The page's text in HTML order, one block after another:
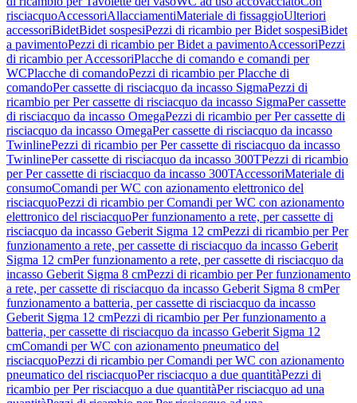
risciacquoAccessoriAllacciamentiMateriale di fissaggioUlteriori
accessoriBidetBidet sospesiPezzi di ricambio per Bidet sospesiBidet
a pavimentoPezzi di ricambio per Bidet a pavimentoAccessoriPezzi
di ricambio per AccessoriPlacche di comando e comandi per
WCPlacche di comandoPezzi di ricambio per Placche di
comandoPer cassette di risciacquo da incasso SigmaPezzi di
ricambio per Per cassette di risciacquo da incasso SigmaPer cassette
di risciacquo da incasso OmegaPezzi di ricambio per Per cassette di
risciacquo da incasso OmegaPer cassette di risciacquo da incasso
TwinlinePezzi di ricambio per Per cassette di risciacquo da incasso
TwinlinePer cassette di risciacquo da incasso 300TPezzi di ricambio
per Per cassette di risciacquo da incasso 300TAccessoriMateriale di
consumoComandi per WC con azionamento elettronico del
risciacquoPezzi di ricambio per Comandi per WC con azionamento
elettronico del risciacquoPer funzionamento a rete, per cassette di
risciacquo da incasso Geberit Sigma 12 cmPezzi di ricambio per Per
funzionamento a rete, per cassette di risciacquo da incasso Geberit
Sigma 12 cmPer funzionamento a rete, per cassette di risciacquo da
incasso Geberit Sigma 8 cmPezzi di ricambio per Per funzionamento
a rete, per cassette di risciacquo da incasso Geberit Sigma 8 cmPer
funzionamento a batteria, per cassette di risciacquo da incasso
Geberit Sigma 12 cmPezzi di ricambio per Per funzionamento a
batteria, per cassette di risciacquo da incasso Geberit Sigma 12
cmComandi per WC con azionamento pneumatico del
risciacquoPezzi di ricambio per Comandi per WC con azionamento
pneumatico del risciacquoPer risciacquo a due quantitàPezzi di
ricambio per Per risciacquo a due quantitàPer risciacquo ad una